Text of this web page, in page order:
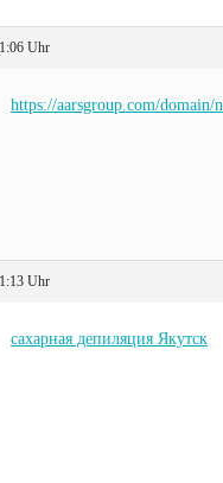
Uhr
https://aarsgroup.com/domain/
Uhr
сахарная депиляция Якутск